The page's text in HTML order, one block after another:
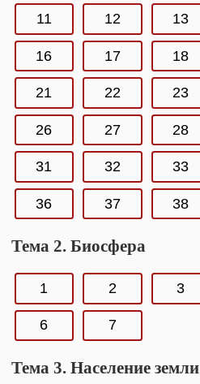
11 12 13
16 17 18
21 22 23
26 27 28
31 32 33
36 37 38
Тема 2. Биосфера
1 2 3
6 7
Тема 3. Население земли